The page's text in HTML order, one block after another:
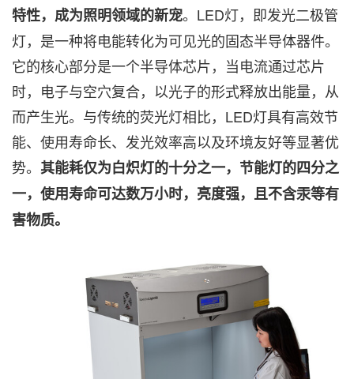
特性，成为照明领域的新宠。LED灯，即发光二极管
灯，是一种将电能转化为可见光的固态半导体器件。
它的核心部分是一个半导体芯片，当电流通过芯片
时，电子与空穴复合，以光子的形式释放出能量，从
而产生光。与传统的荧光灯相比，LED灯具有高效节
能、使用寿命长、发光效率高以及环境友好等显著优
势。 其能耗仅为白炽灯的十分之一，节能灯的四分之
一，使用寿命可达数万小时，亮度强，且不含汞等有
害物质。